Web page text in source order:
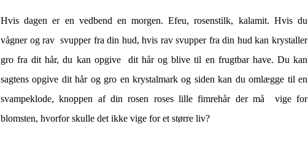
Hvis dagen er en vedbend en morgen. Efeu, rosenstilk, kalamit. Hvis du
vågner og rav svupper fra din hud, hvis rav svupper fra din hud kan krystaller
gro fra dit hår, du kan opgive dit hår og blive til en frugtbar have. Du kan
sagtens opgive dit hår og gro en krystalmark og siden kan du omlægge til en
svampeklode, knoppen af din rosen roses lille fimrehår der må vige for
blomsten, hvorfor skulle det ikke vige for et større liv?